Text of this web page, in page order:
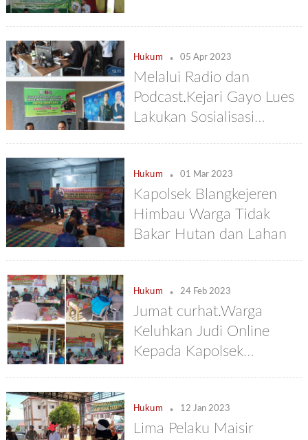
Hukum . 05 Apr 2023
Melalui Radio dan
Podcast.Kejari Gayo Lues
Lakukan Sosialisasi
Hukum . 01 Mar 2023
Kapolsek Blangkejeren
Himbau Warga Tidak
Bakar Hutan dan Lahan
Hukum . 24 Feb 2023
Jumat curhat.Warga
Keluhkan Judi Online
Kepada Kapolsek
Hukum . 12 Jan 2023
Lima Pelaku Maisir